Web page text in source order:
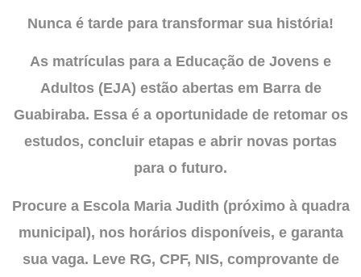
Nunca é tarde para transformar sua história!
As matrículas para a Educação de Jovens e
Adultos (EJA) estão abertas em Barra de
Guabiraba. Essa é a oportunidade de retomar os
estudos, concluir etapas e abrir novas portas
para o futuro.
Procure a Escola Maria Judith (próximo à quadra
municipal), nos horários disponíveis, e garanta
sua vaga. Leve RG, CPF, NIS, comprovante de